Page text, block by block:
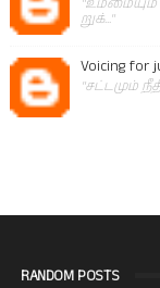
றுக்..."
Voicing for
"சட்டமும்
RANDOM POSTS